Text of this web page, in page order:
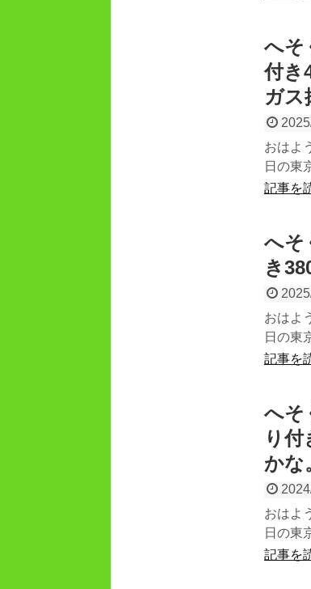
へそ
付き
ガス
おはよ
日の東
記事を
へそ
き
おはよ
日の東
記事を
へそ
り
かな
おはよ
日の東
記事を